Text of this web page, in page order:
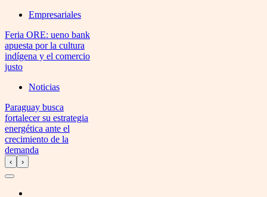
Empresariales
Feria ORE: ueno bank
apuesta por la cultura
indígena y el comercio
justo
Noticias
Paraguay busca
fortalecer su estrategia
energética ante el
crecimiento de la
demanda
‹ ›